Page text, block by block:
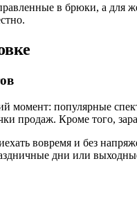
в брюки, а для
момент: популярные
продаж. Кроме того,
вовремя и без
дни или